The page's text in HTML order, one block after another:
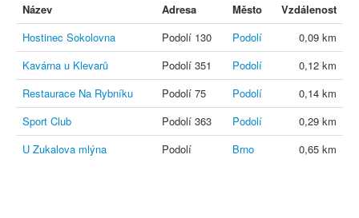
Název Adresa Město
Vzdálenost
Hostinec Sokolovna
Podolí 130 Podolí
0,09 km
Kavárna u Klevarů
Podolí 351 Podolí
0,12 km
Restaurace Na Rybníku
Podolí 75 Podolí
0,14 km
Sport Club
Podolí 363 Podolí
0,29 km
U Zukalova mlýna
Podolí Brno 0,65 km